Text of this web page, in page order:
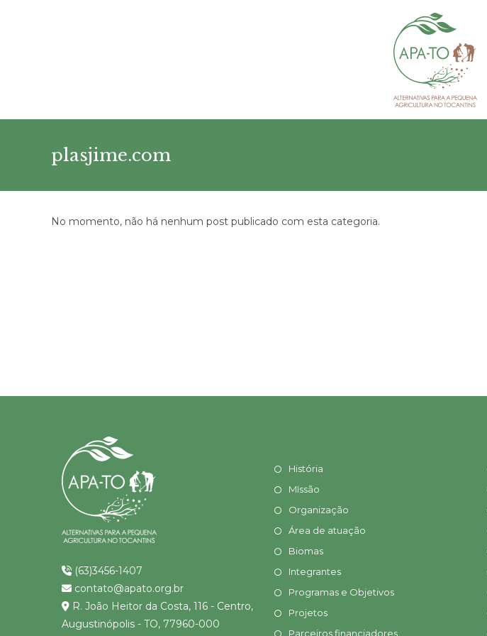
plasjime.com
No momento, não há nenhum post publicado com esta categoria.
(63)3456-1407
contato@apato.org.br
R. João Heitor da Costa, 116 - Centro,
Augustinópolis - TO, 77960-000
História
MIssão
Organização
Área de atuação
Biomas
Integrantes
Programas e Objetivos
Projetos
Parceiros financiadores